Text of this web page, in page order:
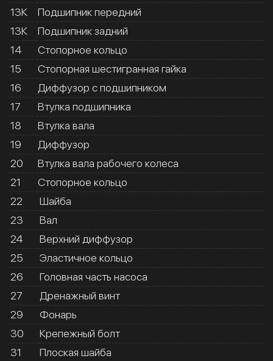
13К
Подшипник передний
13К
Подшипник задний
14
Стопорное кольцо
15
Стопорная шестигранная гайка
16
Диффузор с подшипником
17
Втулка подшипника
18
Втулка вала
19
Диффузор
20
Втулка вала рабочего колеса
21
Стопорное кольцо
22
Шайба
23
Вал
24
Верхний диффузор
25
Эластичное кольцо
26
Головная часть насоса
27
Дренажный винт
29
Фонарь
30
Крепежный болт
31
Плоская шайба